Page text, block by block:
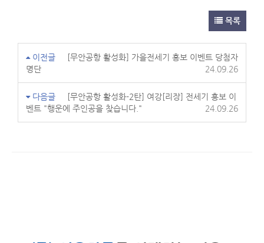
목록
이전글
[무안공항 활성화] 가을전세기 홍보 이벤트 당첨자
명단
24.09.26
다음글
[무안공항 활성화-2탄] 여강[리장] 전세기 홍보 이
벤트 "행운에 주인공을 찾습니다."
24.09.26